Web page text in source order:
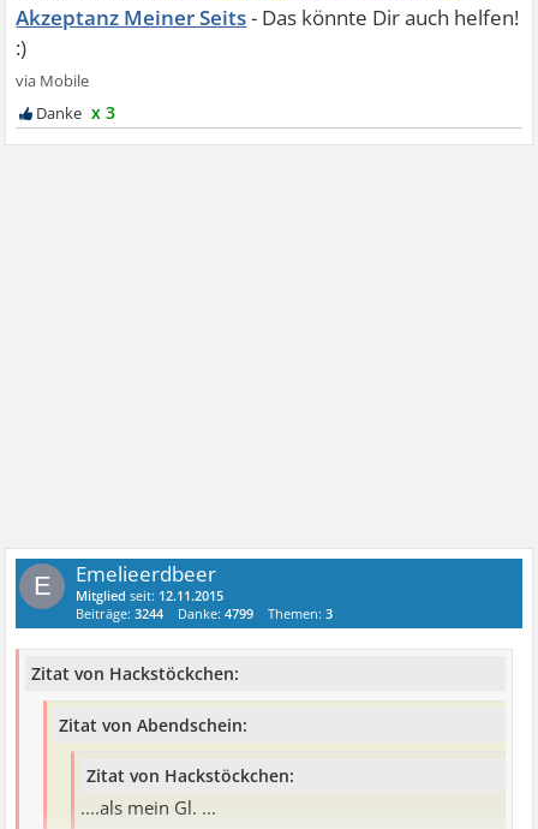
Akzeptanz Meiner Seits
x 3
E Emelieerdbeer
Mitglied seit: 12.11.2015
Beiträge:3244 Danke:4799 Themen:3
Zitat von Hackstöckchen:
Zitat von Abendschein:
Zitat von Hackstöckchen:
....als mein Gl. ...